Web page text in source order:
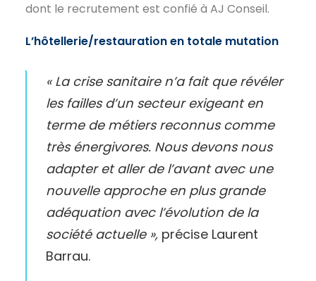
dont le recrutement est confié à AJ Conseil.
L’hôtellerie/restauration en totale mutation
« La crise sanitaire n’a fait que révéler
les failles d’un secteur exigeant en
terme de métiers reconnus comme
très énergivores. Nous devons nous
adapter et aller de l’avant avec une
nouvelle approche en plus grande
adéquation avec l’évolution de la
société actuelle », précise Laurent
Barrau.